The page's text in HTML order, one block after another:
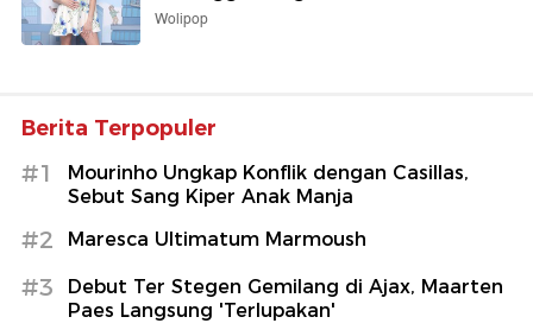
Wolipop
Berita Terpopuler
#1
Mourinho Ungkap Konflik dengan Casillas,
Sebut Sang Kiper Anak Manja
#2 Maresca Ultimatum Marmoush
#3
Debut Ter Stegen Gemilang di Ajax, Maarten
Paes Langsung 'Terlupakan'